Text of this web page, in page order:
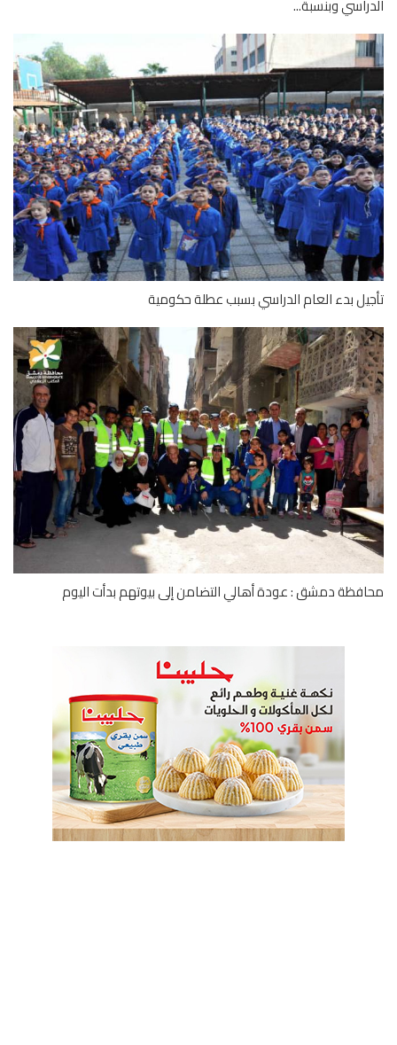
وبنسبة...
بدء العام الدراسي بسبب عطلة حكومية
دمشق : عودة أهالي التضامن إلى بيوتهم بدأت اليوم